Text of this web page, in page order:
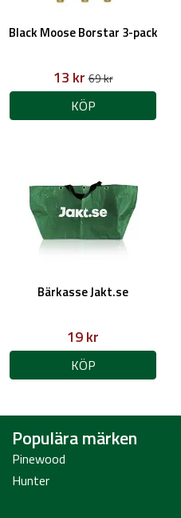
Black Moose Borstar 3-pack
13 kr69 kr
KÖP
Bärkasse Jakt.se
19 kr
KÖP
Populära märken
Pinewood
Hunter